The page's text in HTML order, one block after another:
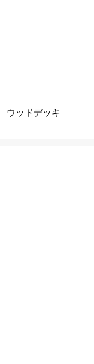
ウッドデッキ